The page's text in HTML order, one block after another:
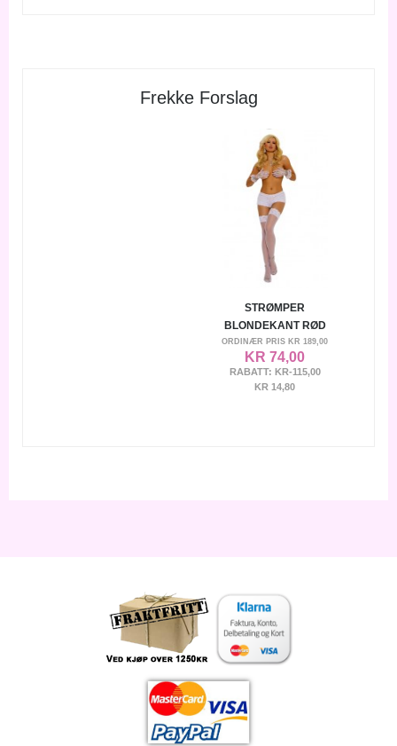
Frekke Forslag
STRØMPER
BLONDEKANT RØD
ORDINÆR PRIS KR 189,00
KR 74,00
RABATT: KR-115,00
KR 14,80